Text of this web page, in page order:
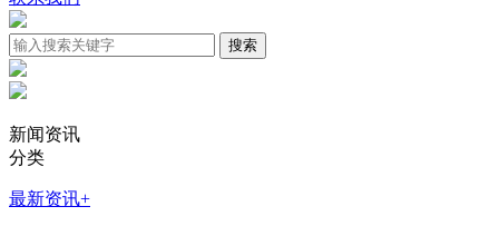
新闻资讯
分类
最新资讯+